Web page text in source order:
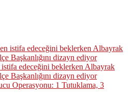
istifa edeceğini beklerken Albayrak
Başkanlığını dizayn ediyor